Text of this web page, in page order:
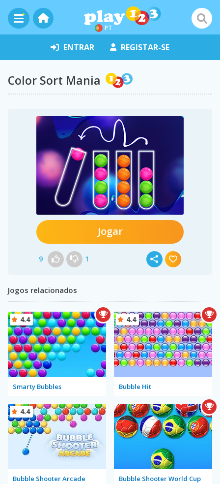
PT
ENTRAR REGISTAR-SE
Color Sort Mania
Jogar
9 1
Jogos relacionados
Smarty Bubbles
4.4
Bubble Hit
4.4
Bubble Shooter Arcade
4.4
Bubble Shooter World Cup